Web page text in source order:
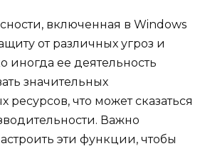
включенная в Windows
от различных угроз и
иногда ее деятельность
значительных
ресурсов, что может сказаться
Важно
эти функции, чтобы